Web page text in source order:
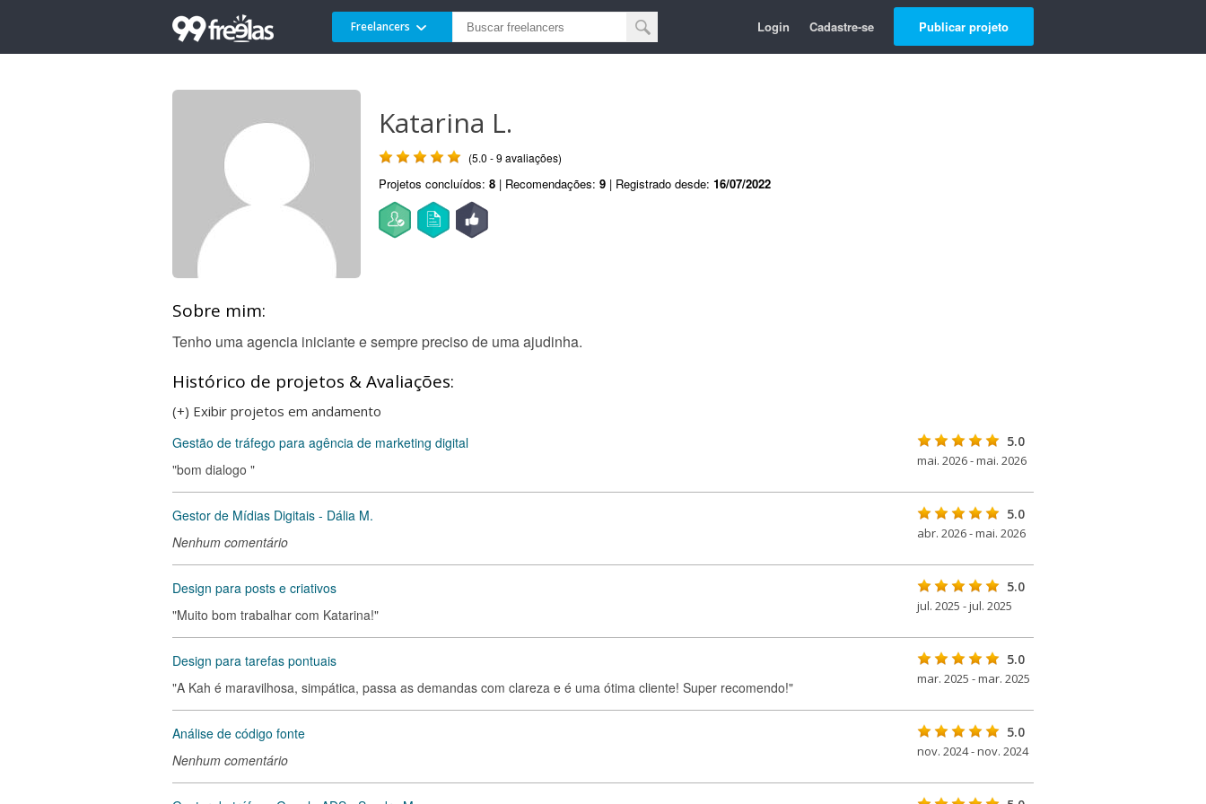
Freelancers Login Cadastre-se Publicar projeto
Katarina L.
(5.0 - 9 avaliações)
Projetos concluídos: 8 | Recomendações: 9 | Registrado desde: 16/07/2022
Sobre mim:
Tenho uma agencia iniciante e sempre preciso de uma ajudinha.
Histórico de projetos & Avaliações:
(+) Exibir projetos em andamento
Gestão de tráfego para agência de marketing digital
"bom dialogo "
5.0
mai. 2026 - mai. 2026
Gestor de Mídias Digitais - Dália M.
Nenhum comentário
5.0
abr. 2026 - mai. 2026
Design para posts e criativos
"Muito bom trabalhar com Katarina!"
5.0
jul. 2025 - jul. 2025
Design para tarefas pontuais
"A Kah é maravilhosa, simpática, passa as demandas com clareza e é uma ótima cliente! Super recomendo!"
5.0
mar. 2025 - mar. 2025
Análise de código fonte
Nenhum comentário
5.0
nov. 2024 - nov. 2024